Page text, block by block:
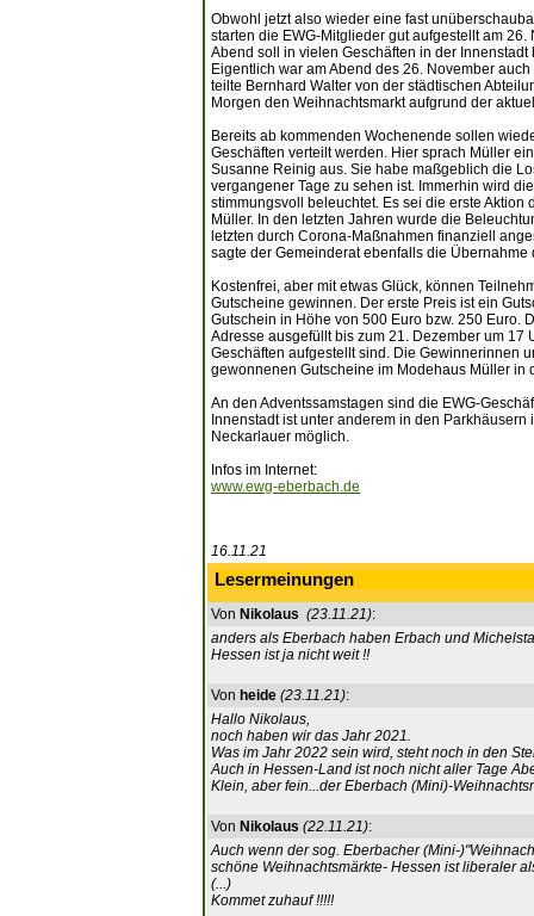
Obwohl jetzt also wieder eine fast
starten die EWG-Mitglieder gut aufgestellt am
Abend soll in vielen Geschäften in der
Eigentlich war am Abend des 26. November
teilte Bernhard Walter von der städtischen
Morgen den Weihnachtsmarkt aufgrund der
Bereits ab kommenden Wochenende sollen
Geschäften verteilt werden. Hier sprach Müller
Susanne Reinig aus. Sie habe maßgeblich die
vergangener Tage zu sehen ist. Immerhin wird
stimmungsvoll beleuchtet. Es sei die erste
Müller. In den letzten Jahren wurde die
letzten durch Corona-Maßnahmen finanziell
sagte der Gemeinderat ebenfalls die Übernahme
Kostenfrei, aber mit etwas Glück, können
Gutscheine gewinnen. Der erste Preis ist ein
Gutschein in Höhe von 500 Euro bzw. 250 Euro.
Adresse ausgefüllt bis zum 21. Dezember um
Geschäften aufgestellt sind. Die Gewinnerinnen
gewonnenen Gutscheine im Modehaus Müller in
An den Adventssamstagen sind die EWG-
Innenstadt ist unter anderem in den
Neckarlauer möglich.
Infos im Internet:
www.ewg-eberbach.de
16.11.21
Lesermeinungen
Von Nikolaus (23.11.21):
anders als Eberbach haben Erbach und
Hessen ist ja nicht weit !!
Von heide (23.11.21):
Hallo Nikolaus,
noch haben wir das Jahr 2021.
Was im Jahr 2022 sein wird, steht noch in den
Auch in Hessen-Land ist noch nicht aller Tage
Klein, aber fein...der Eberbach (Mini)-
Von Nikolaus (22.11.21):
Auch wenn der sog. Eberbacher (Mini-
schöne Weihnachtsmärkte- Hessen ist liberaler
(...)
Kommet zuhauf !!!!!